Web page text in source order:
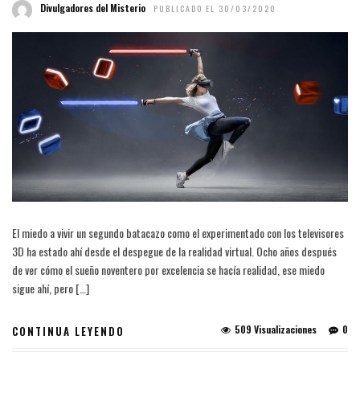
Divulgadores del Misterio PUBLICADO EL 30/03/2020
El miedo a vivir un segundo batacazo como el experimentado con los televisores
3D ha estado ahí desde el despegue de la realidad virtual. Ocho años después
de ver cómo el sueño noventero por excelencia se hacía realidad, ese miedo
sigue ahí, pero […]
CONTINUA LEYENDO 0
509 Visualizaciones